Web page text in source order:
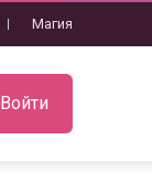
Магия
Войти